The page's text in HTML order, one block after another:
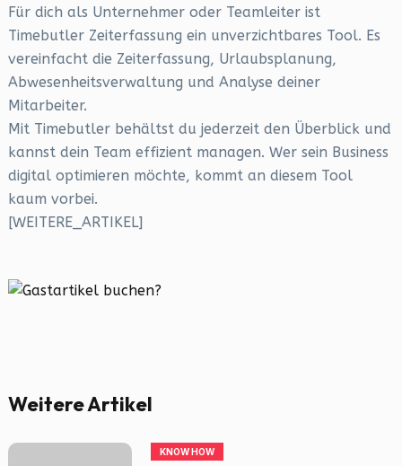
Für dich als Unternehmer oder Teamleiter ist
Timebutler Zeiterfassung ein unverzichtbares Tool. Es
vereinfacht die Zeiterfassung, Urlaubsplanung,
Abwesenheitsverwaltung und Analyse deiner
Mitarbeiter.
Mit Timebutler behältst du jederzeit den Überblick und
kannst dein Team effizient managen. Wer sein Business
digital optimieren möchte, kommt an diesem Tool
kaum vorbei.
[WEITERE_ARTIKEL]
Weitere Artikel
KNOW HOW